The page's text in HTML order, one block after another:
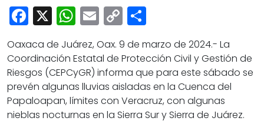
Cultura
Deportes
Opinión
Facebook
X WhatsApp
Email
Copy
Link
Oaxaca de Juárez, Oax. 9 de marzo de 2024.- La
Coordinación Estatal de Protección Civil y Gestión de
Riesgos (CEPCyGR) informa que para este sábado se
prevén algunas lluvias aisladas en la Cuenca del
Papaloapan, límites con Veracruz, con algunas
nieblas nocturnas en la Sierra Sur y Sierra de Juárez.